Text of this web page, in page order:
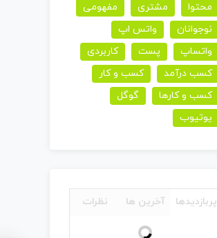
محتوا
مشتری
مفهومی
نوجوانان
واتس اپ
واتساپ
پست
کاربردی
کسب درآمد
کسب و کار
کسب و کارها
گوگل
یوتیوب
پربازدیدها آخرین ها نظرات